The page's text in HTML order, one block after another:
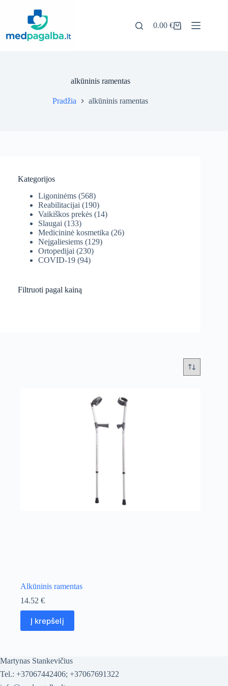
Pirkinių
0.00€
alkūninis ramentas
Pradžia alkūninis ramentas
Alkūninis ramentas
14.52 €
Į krepšelį
Kategorijos
Ligoninėms (568)
Reabilitacijai (190)
Vaikiškos prekės (14)
Slaugai (133)
Medicininė kosmetika (26)
Neįgaliesiems (129)
Ortopedijai (230)
COVID-19 (94)
Filtruoti pagal kainą
Martynas Stankevičius
Tel.: +37067442406; +37067691322